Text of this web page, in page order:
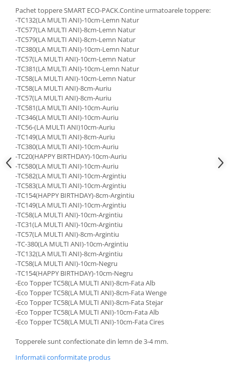
Paste
Alte evenimente
Ilustratii
Nunta
Domnisoara / Domnisor
Sporturi
Personaje
Porumbei
Diverse
Alte limbi
Engleza
Maghiara
Spaniola
Germana
Italiana
Franceza
Slovaca
Diverse
Toppere Flori
Pachete de toppere
Oferte (Cake Toppers)
Oferte (Toppere Flori)
Pachete Inedite
Oneline (Topper Lateral)
Pachet toppere SMART ECO-PACK.Contine urmatoarele toppere:
-TC132(LA MULTI ANI)-10cm-Lemn Natur
-TC577(LA MULTI ANI)-8cm-Lemn Natur
-TC579(LA MULTI ANI)-8cm-Lemn Natur
-TC380(LA MULTI ANI)-10cm-Lemn Natur
-TC57(LA MULTI ANI)-10cm-Lemn Natur
-TC381(LA MULTI ANI)-10cm-Lemn Natur
-TC58(LA MULTI ANI)-10cm-Lemn Natur
-TC58(LA MULTI ANI)-8cm-Auriu
-TC57(LA MULTI ANI)-8cm-Auriu
-TC581(LA MULTI ANI)-10cm-Auriu
-TC346(LA MULTI ANI)-10cm-Auriu
-TC56-(LA MULTI ANI)10cm-Auriu
-TC149(LA MULTI ANI)-8cm-Auriu
-TC380(LA MULTI ANI)-10cm-Auriu
-TC20(HAPPY BIRTHDAY)-10cm-Auriu
-TC580(LA MULTI ANI)-10cm-Auriu
-TC582(LA MULTI ANI)-10cm-Argintiu
-TC583(LA MULTI ANI)-10cm-Argintiu
-TC154(HAPPY BIRTHDAY)-8cm-Argintiu
-TC149(LA MULTI ANI)-10cm-Argintiu
-TC58(LA MULTI ANI)-10cm-Argintiu
-TC31(LA MULTI ANI)-10cm-Argintiu
-TC57(LA MULTI ANI)-8cm-Argintiu
-TC-380(LA MULTI ANI)-10cm-Argintiu
-TC132(LA MULTI ANI)-8cm-Argintiu
-TC58(LA MULTI ANI)-10cm-Negru
-TC154(HAPPY BIRTHDAY)-10cm-Negru
-Eco Topper TC58(LA MULTI ANI)-8cm-Fata Alb
-Eco Topper TC58(LA MULTI ANI)-8cm-Fata Wenge
-Eco Topper TC58(LA MULTI ANI)-8cm-Fata Stejar
-Eco Topper TC58(LA MULTI ANI)-10cm-Fata Alb
-Eco Topper TC58(LA MULTI ANI)-10cm-Fata Cires
Topperele sunt confectionate din lemn de 3-4 mm.
Informatii conformitate produs